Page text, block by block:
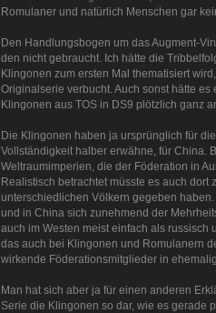
Romulaner und natürlich Menschen gar
Den Handlungsbogen um das Augment-
den nicht gebraucht. Ich hätte die
Klingonen zum ersten Mal thematisiert
Originalserie verbucht. Auch sonst hätte
Klingonen aus TOS in DS9 plötzlich ganz
Die Klingonen haben ja ursprünglich für
Vollständigkeit halber erwähne, für China.
Weltraumimperien, die der Föderation in
Realistisch betrachtet müsste es auch
unterschiedlichen Völkern gegeben
und in China sich zunehmend der
auch im Westen meist einfach als
das auch bei Klingonen und Romulanern
wirkende Föderationsmitglieder in
Man hat sich aber ja für einen anderen
Serie die Klingonen so dar, wie es gerade